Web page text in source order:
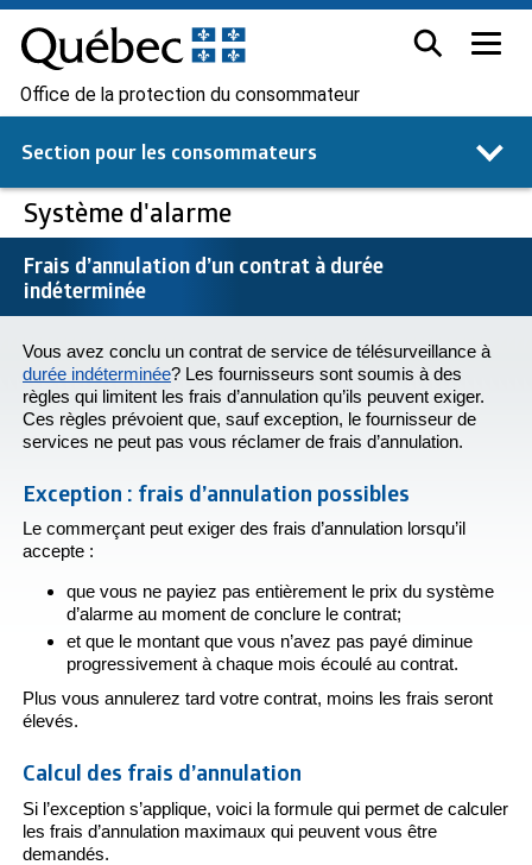
Office de la protection du consommateur
Section pour les consommateurs
Système d'alarme
Frais d’annulation d’un contrat à durée
indéterminée
Vous avez conclu un contrat de service de télésurveillance à
durée indéterminée? Les fournisseurs sont soumis à des
règles qui limitent les frais d’annulation qu’ils peuvent exiger.
Ces règles prévoient que, sauf exception, le fournisseur de
services ne peut pas vous réclamer de frais d’annulation.
Exception : frais d’annulation possibles
Le commerçant peut exiger des frais d’annulation lorsqu’il
accepte :
que vous ne payiez pas entièrement le prix du système
d’alarme au moment de conclure le contrat;
et que le montant que vous n’avez pas payé diminue
progressivement à chaque mois écoulé au contrat.
Plus vous annulerez tard votre contrat, moins les frais seront
élevés.
Calcul des frais d’annulation
Si l’exception s’applique, voici la formule qui permet de calculer
les frais d’annulation maximaux qui peuvent vous être
demandés.